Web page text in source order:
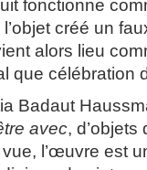
fonctionne
créé un
alors lieu
que célébration
Badaut
avec,
l’œuvre est